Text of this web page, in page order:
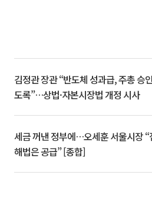
김정관 장관 “반도체 성과급, 주총 승
도록”…상법·자본시장법 개정 시사
세금 꺼낸 정부에…오세훈 서울시장 “
해법은 공급” [종합]